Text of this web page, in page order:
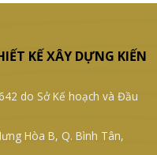
KẾ XÂY DỰNG KIẾN
do Sở Kế hoạch và Đầu
Hòa B, Q. Bình Tân,